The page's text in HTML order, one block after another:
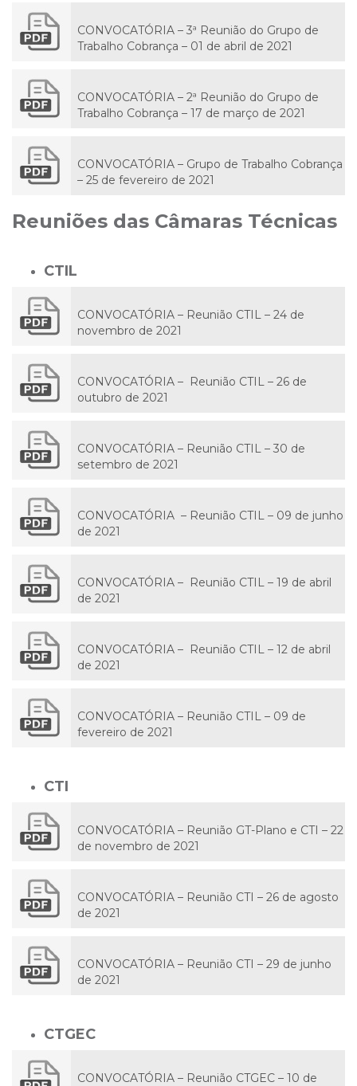
CONVOCATÓRIA – 3ª Reunião do Grupo de
Trabalho Cobrança – 01 de abril de 2021
CONVOCATÓRIA – 2ª Reunião do Grupo de
Trabalho Cobrança – 17 de março de 2021
CONVOCATÓRIA – Grupo de Trabalho Cobrança
– 25 de fevereiro de 2021
Reuniões das Câmaras Técnicas
CTIL
CONVOCATÓRIA – Reunião CTIL – 24 de
novembro de 2021
CONVOCATÓRIA – Reunião CTIL – 26 de
outubro de 2021
CONVOCATÓRIA – Reunião CTIL – 30 de
setembro de 2021
CONVOCATÓRIA – Reunião CTIL – 09 de junho
de 2021
CONVOCATÓRIA – Reunião CTIL – 19 de abril
de 2021
CONVOCATÓRIA – Reunião CTIL – 12 de abril
de 2021
CONVOCATÓRIA – Reunião CTIL – 09 de
fevereiro de 2021
CTI
CONVOCATÓRIA – Reunião GT-Plano e CTI – 22
de novembro de 2021
CONVOCATÓRIA – Reunião CTI – 26 de agosto
de 2021
CONVOCATÓRIA – Reunião CTI – 29 de junho
de 2021
CTGEC
CONVOCATÓRIA – Reunião CTGEC – 10 de